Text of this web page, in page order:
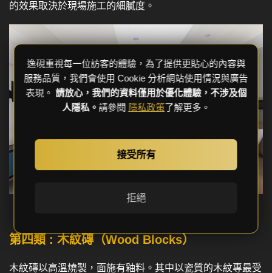
的效果取決於現場施工的細膩度。
第四類 : 木紋磚（Wood Blocks）
木紋磚以高溫燒製，面施有釉料。其中以瓷質的木紋專最受
逸硯重視每一位訪客的體驗，為了提供更貼心的內容與
服務品質，我們會使用 Cookie 分析網站使用情況與廣告
表現。 請放心，我們的資料僅用於優化體驗，不涉及個
人隱私。請參閱 隱私政策了解更多。
接受所有
拒絕